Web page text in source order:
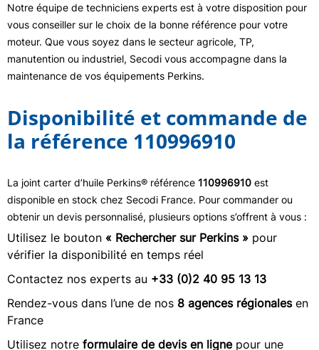
Notre équipe de techniciens experts est à votre disposition pour
vous conseiller sur le choix de la bonne référence pour votre
moteur. Que vous soyez dans le secteur agricole, TP,
manutention ou industriel, Secodi vous accompagne dans la
maintenance de vos équipements Perkins.
Disponibilité et commande de
la référence 110996910
La joint carter d’huile Perkins® référence 110996910 est
disponible en stock chez Secodi France. Pour commander ou
obtenir un devis personnalisé, plusieurs options s’offrent à vous :
Utilisez le bouton « Rechercher sur Perkins » pour
vérifier la disponibilité en temps réel
Contactez nos experts au +33 (0)2 40 95 13 13
Rendez-vous dans l’une de nos 8 agences régionalesen
France
Utilisez notre formulaire de devis en lignepour une